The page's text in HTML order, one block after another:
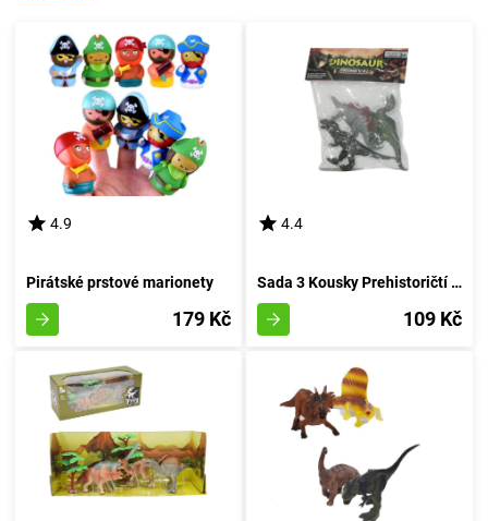
4.9
Pirátské prstové marionety
179 Kč
4.4
Sada 3 Kousky Prehistoričtí Jurská Bestie
109 Kč